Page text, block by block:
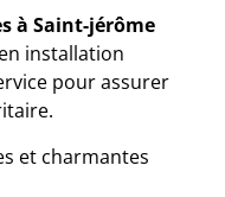
à Saint-jérôme
installation
pour assurer
et charmantes